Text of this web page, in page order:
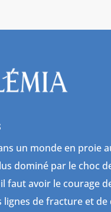
un monde en proie
dominé par le choc
faut avoir le courage
lignes de fracture et